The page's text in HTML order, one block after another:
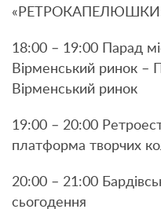
«РЕТРОКАПЕЛЮШКИ»
18:00 – 19:00 Парад
Вірменський ринок –
Вірменський ринок
19:00 – 20:00
платформа творчих
20:00 – 21:00
сьогодення